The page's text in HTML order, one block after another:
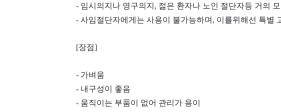
- 임시의지나 영구의지, 젊은 환자나 노인 절단자등 거의
- 사임절단자에게는 사용이 불가능하며, 이를위해선 특별
[장점]
- 가벼움
- 내구성이 좋음
- 움직이는 부품이 없어 관리가 용이